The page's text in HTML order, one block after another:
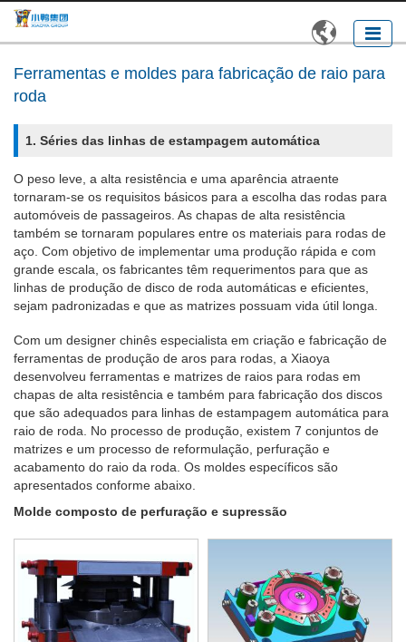

Ferramentas e moldes para fabricação de raio para
roda
1. Séries das linhas de estampagem automática
O peso leve, a alta resistência e uma aparência atraente
tornaram-se os requisitos básicos para a escolha das rodas para
automóveis de passageiros. As chapas de alta resistência
também se tornaram populares entre os materiais para rodas de
aço. Com objetivo de implementar uma produção rápida e com
grande escala, os fabricantes têm requerimentos para que as
linhas de produção de disco de roda automáticas e eficientes,
sejam padronizadas e que as matrizes possuam vida útil longa.
Com um designer chinês especialista em criação e fabricação de
ferramentas de produção de aros para rodas, a Xiaoya
desenvolveu ferramentas e matrizes de raios para rodas em
chapas de alta resistência e também para fabricação dos discos
que são adequados para linhas de estampagem automática para
raio de roda. No processo de produção, existem 7 conjuntos de
matrizes e um processo de reformulação, perfuração e
acabamento do raio da roda. Os moldes específicos são
apresentados conforme abaixo.
Molde composto de perfuração e supressão